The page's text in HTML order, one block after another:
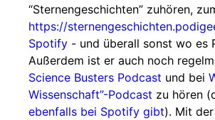
“Sternengeschichten” zuhören,
https://
Spotify - und überall sonst wo es
Außerdem ist er auch noch
Science Busters Podcast und bei
Wissenschaft”-Podcast zu hören
ebenfalls bei Spotify gibt). Mit